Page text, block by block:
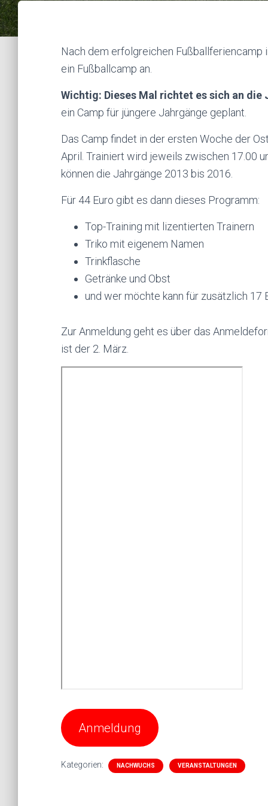
Nach dem erfolgreichen
ein Fußballcamp an.
Wichtig: Dieses Mal richtet es sich an die
ein Camp für jüngere Jahrgänge geplant.
Das Camp findet in der ersten Woche der
April. Trainiert wird jeweils zwischen 17.00
können die Jahrgänge 2013 bis 2016.
Für 44 Euro gibt es dann dieses Programm:
Top-Training mit lizentierten Trainern
Triko mit eigenem Namen
Trinkflasche
Getränke und Obst
und wer möchte kann für zusätzlich 17
Zur Anmeldung geht es über das
ist der 2. März.
Anmeldung
Kategorien: NACHWUCHS VERANSTALTUNGEN